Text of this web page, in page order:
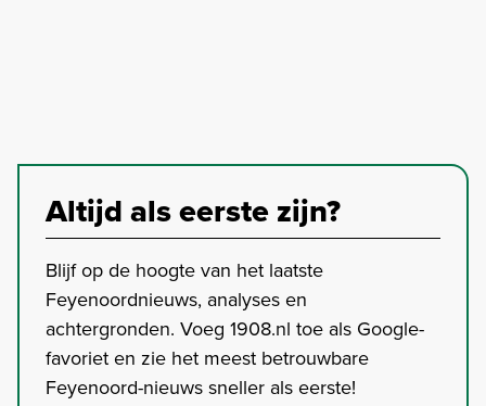
Altijd als eerste zijn?
Blijf op de hoogte van het laatste
Feyenoordnieuws, analyses en
achtergronden. Voeg 1908.nl toe als Google-
favoriet en zie het meest betrouwbare
Feyenoord-nieuws sneller als eerste!